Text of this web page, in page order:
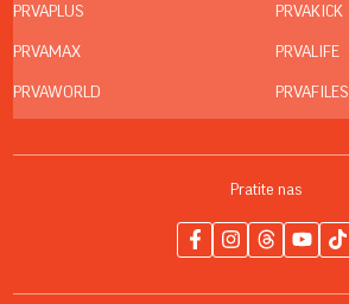
PRVAPLUS
PRVAMAX
PRVAWORLD
PRVAKICK
PRVALIFE
PRVAFILES
Pratite nas